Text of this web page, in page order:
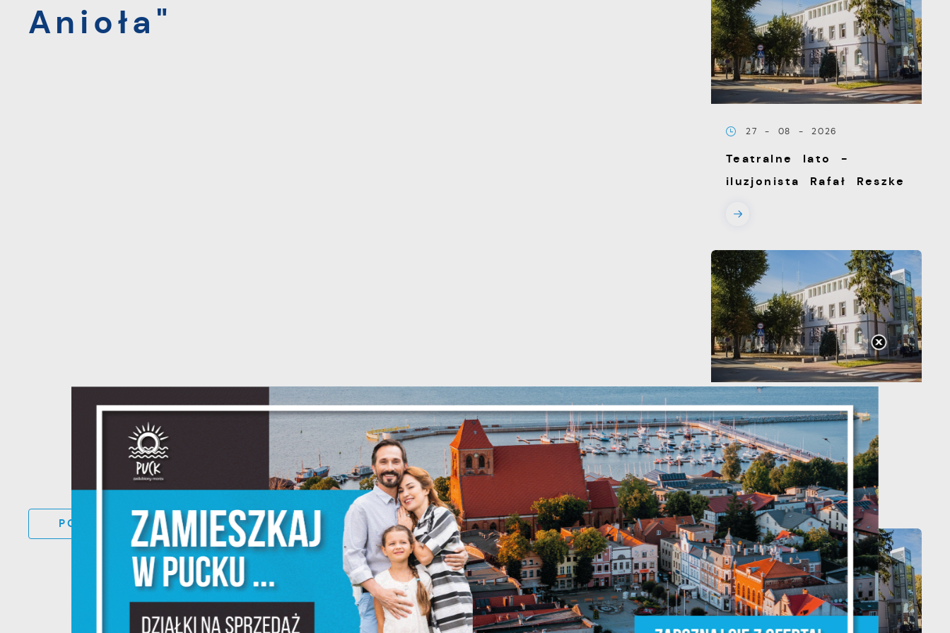
Anioła"
POWRÓT
DO
KATEGORII
UDOSTĘPNIJ POPRZEDNI NASTĘPNY
27 - 08 - 2026
Teatralne lato -
iluzjonista Rafał Reszke
20 - 08 - 2026
Teatralne lato -
Zdrowo i kolorowo
Ustawienia
Szanujemy Twoją prywatność. Możesz zmienić ustawienia
cookies lub zaakceptować je wszystkie. W dowolnym
momencie możesz dokonać zmiany swoich ustawień.
Niezbędne
Niezbędne pliki cookies służą do prawidłowego
funkcjonowania strony internetowej i umożliwiają Ci
komfortowe korzystanie z oferowanych przez nas usług.
Pliki cookies odpowiadają na podejmowane przez Ciebie